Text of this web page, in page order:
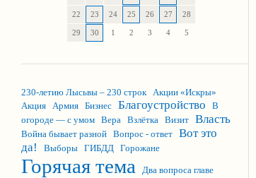
22 23 24 25 26 27 28
29 30 1 2 3 4 5
230-летию Лысьвы – 230 строк Акции «Искры»
Акция Армия Бизнес Благоустройство
В
огороде — с умом Вера Взлётка Визит Власть
Война бывает разной Вопрос - ответ Вот это
да!
Выборы ГИБДД Горожане
Горячая тема
Два вопроса главе